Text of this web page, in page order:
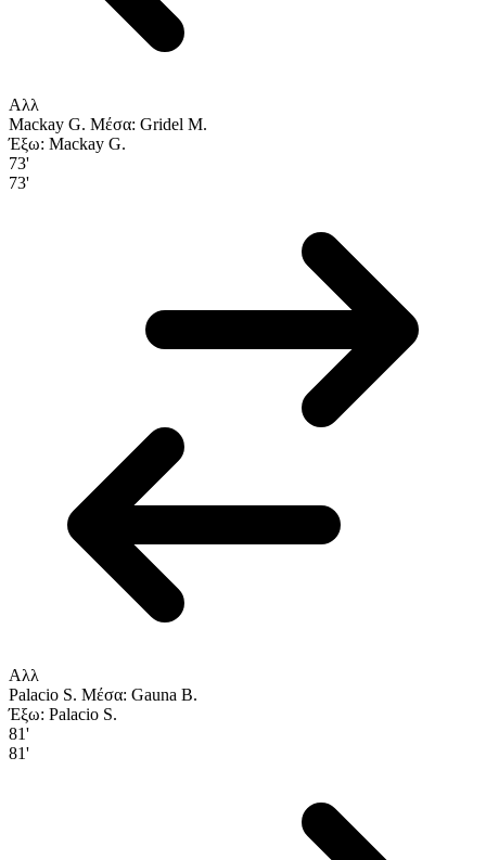
Αλλ
Mackay G. Μέσα: Gridel M.
Έξω: Mackay G.
73'
73'
Αλλ
Palacio S. Μέσα: Gauna B.
Έξω: Palacio S.
81'
81'